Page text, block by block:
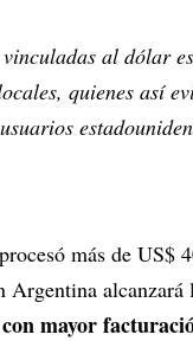
al dólar
quienes así
más de US$
Argentina
mayor